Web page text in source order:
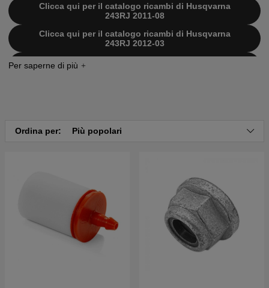
Clicca qui per il catalogo ricambi di Husqvarna
243RJ 2011-08
Clicca qui per il catalogo ricambi di Husqvarna
243RJ 2012-03
Clicca qui per il catalogo ricambi di Husqvarna
Ordina per: Più popolari